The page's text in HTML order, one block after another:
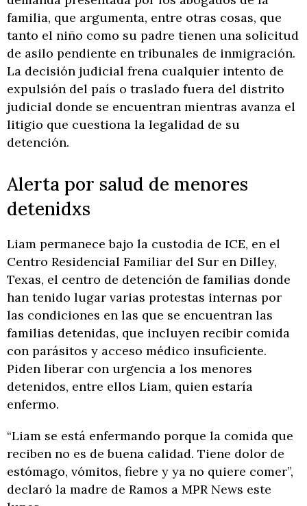
familia, que argumenta, entre otras cosas, que
tanto el niño como su padre tienen una solicitud
de asilo pendiente en tribunales de inmigración.
La decisión judicial frena cualquier intento de
expulsión del país o traslado fuera del distrito
judicial donde se encuentran mientras avanza el
litigio que cuestiona la legalidad de su
detención.
Alerta por salud de menores
detenidxs
Liam permanece bajo la custodia de ICE, en el
Centro Residencial Familiar del Sur en Dilley,
Texas, el centro de detención de familias donde
han tenido lugar varias protestas internas por
las condiciones en las que se encuentran las
familias detenidas, que incluyen recibir comida
con parásitos y acceso médico insuficiente.
Piden liberar con urgencia a los menores
detenidos, entre ellos Liam, quien estaría
enfermo.
“Liam se está enfermando porque la comida que
reciben no es de buena calidad. Tiene dolor de
estómago, vómitos, fiebre y ya no quiere comer”,
declaró la madre de Ramos a MPR News este